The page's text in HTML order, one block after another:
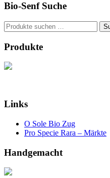
Bio-Senf Suche
Suchen
nach:
Produkte
Links
O Sole Bio Zug
Pro Specie Rara – Märkte
Handgemacht